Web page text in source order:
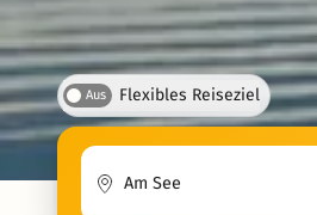
Aus Flexibles Reiseziel